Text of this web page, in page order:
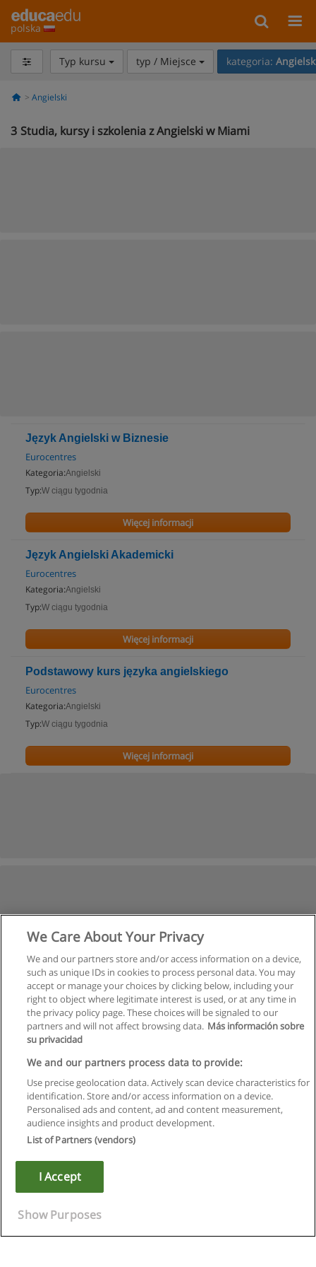
polska
Typ kursu typ / Miejsce kategoria:
Angielski
3 Studia, kursy i szkolenia z Angielski w Miami
Język Angielski w Biznesie
Eurocentres
Kategoria:Angielski
Typ:W ciągu tygodnia
Więcej informacji
Język Angielski Akademicki
Eurocentres
Kategoria:Angielski
Typ:W ciągu tygodnia
Więcej informacji
Podstawowy kurs języka angielskiego
Eurocentres
Kategoria:Angielski
Typ:W ciągu tygodnia
Więcej informacji
Regulamin
Polityka ochrony danych osobowych
Copyright © Educaedu Business S.L. - CIF : B-95610580: -
We Care About Your Privacy
We and our partners store and/or access information on a device,
such as unique IDs in cookies to process personal data. You may
accept or manage your choices by clicking below, including your
right to object where legitimate interest is used, or at any time in
the privacy policy page. These choices will be signaled to our
partners and will not affect browsing data. Más información sobre
su privacidad
We and our partners process data to provide:
Use precise geolocation data. Actively scan device characteristics for
identification. Store and/or access information on a device.
Personalised ads and content, ad and content measurement,
audience insights and product development.
List of Partners (vendors)
I Accept
Show Purposes